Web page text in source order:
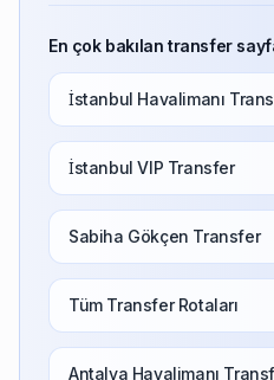
En çok bakılan transfer
İstanbul Havalimanı
İstanbul VIP Transfer
Sabiha Gökçen Transfer
Tüm Transfer Rotaları
Antalya Havalimanı